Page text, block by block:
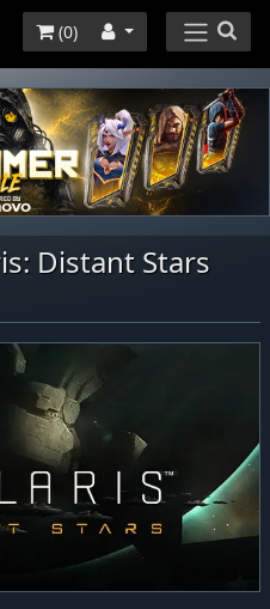
(0)
Distant Stars